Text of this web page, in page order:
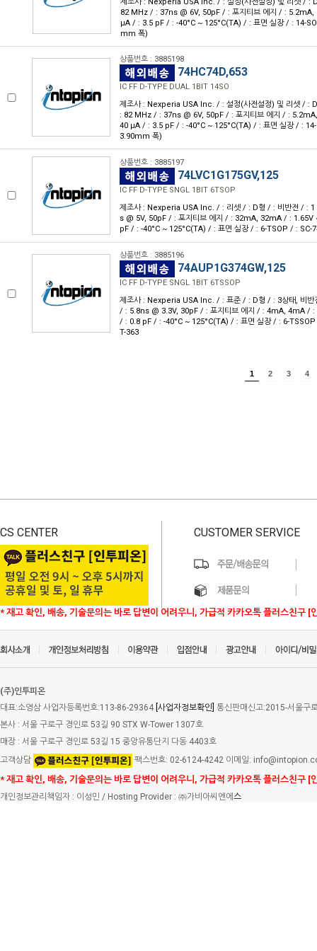
82 MHz / : 37ns @ 6V, 50pF / : 포지티브 에지 / :
μA / : 3.5 pF / : -40°C ~ 125°C(TA) / : 표면 실장 / : 14-
mm 폭)
상품번호 : 3885198
74HC74D,653
IC FF D-TYPE DUAL 1BIT 14SO
제조사 : Nexperia USA Inc. / : 설정(사전설정) 및 리셋 / :
: 82 MHz / : 37ns @ 6V, 50pF / : 포지티브 에지 / :
40 μA / : 3.5 pF / : -40°C ~ 125°C(TA) / : 표면 실장 / :
3.90mm 폭)
상품번호 : 3885197
74LVC1G175GV,125
IC FF D-TYPE SNGL 1BIT 6TSOP
제조사 : Nexperia USA Inc. / : 리셋 / : D형 / : 비반전 / :
s @ 5V, 50pF / : 포지티브 에지 / : 32mA, 32mA / :
pF / : -40°C ~ 125°C(TA) / : 표면 실장 / : 6-TSOP / : SC-
상품번호 : 3885196
74AUP1G374GW,125
IC FF D-TYPE SNGL 1BIT 6TSSOP
제조사 : Nexperia USA Inc. / : 표준 / : D형 / : 3상태, 비
/ : 5.8ns @ 3.3V, 30pF / : 포지티브 에지 / : 4mA, 4mA /
/ : 0.8 pF / : -40°C ~ 125°C(TA) / : 표면 실장 / : 6-
T-363
1 2 3 4
CS CENTER
* 재고 확인, 배송, 기술문의는 바로 답변이 어려우니, 가급적 카카오톡 플러스친구 [
CUSTOMER SERVICE
(주)인투피온
대표:소영삼 사업자등록번호:113-86-29364 [사업자정보확인] 통신판매신고:2015-서울구
본사 : 서울 구로구 경인로 53길 90 STX W-Tower 1307호
매장 : 서울 구로구 경인로 53길 15 중앙유통단지 다동 4403호
고객상담
팩스번호: 02-6124-4242 이메일:
* 재고 확인, 배송, 기술문의는 바로 답변이 어려우니, 가급적 카카오톡 플러스친구 [
개인정보관리책임자 : 이성민 / Hosting Provider : ㈜가비아씨엔에 스